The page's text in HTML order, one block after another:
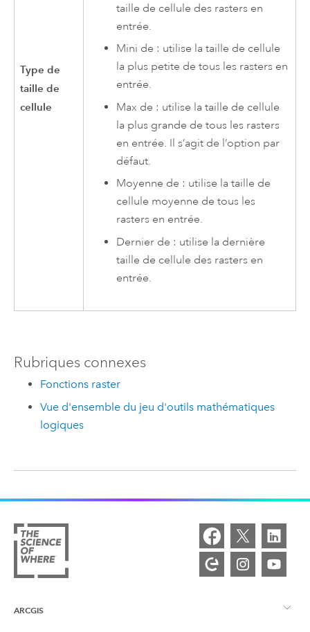
Type de
taille de
cellule
taille de cellule des rasters en
entrée.
Mini de : utilise la taille de cellule
la plus petite de tous les rasters en
entrée.
Max de : utilise la taille de cellule
la plus grande de tous les rasters
en entrée. Il s’agit de l’option par
défaut.
Moyenne de : utilise la taille de
cellule moyenne de tous les
rasters en entrée.
Dernier de : utilise la dernière
taille de cellule des rasters en
entrée.
Rubriques connexes
Fonctions raster
Vue d'ensemble du jeu d'outils mathématiques
logiques
ARCGIS